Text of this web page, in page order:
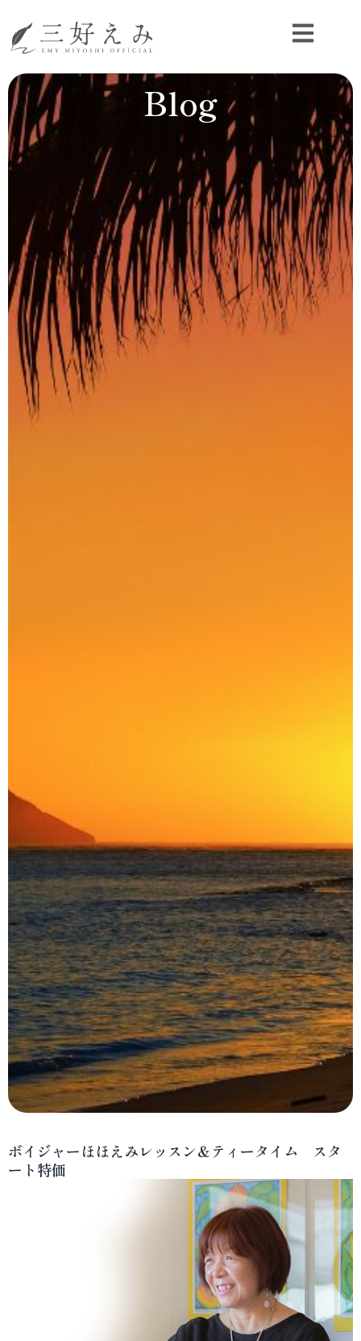
を
キ
ッ
プ
Blog
ボイジャーほほえみレッスン＆ティータイム スタ
ート特価